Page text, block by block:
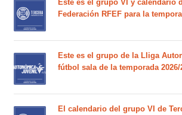
Este es el grupo VI y calendario
Federación RFEF para la
Este es el grupo de la Lliga
fútbol sala de la temporada 2026/
El calendario del grupo VI de